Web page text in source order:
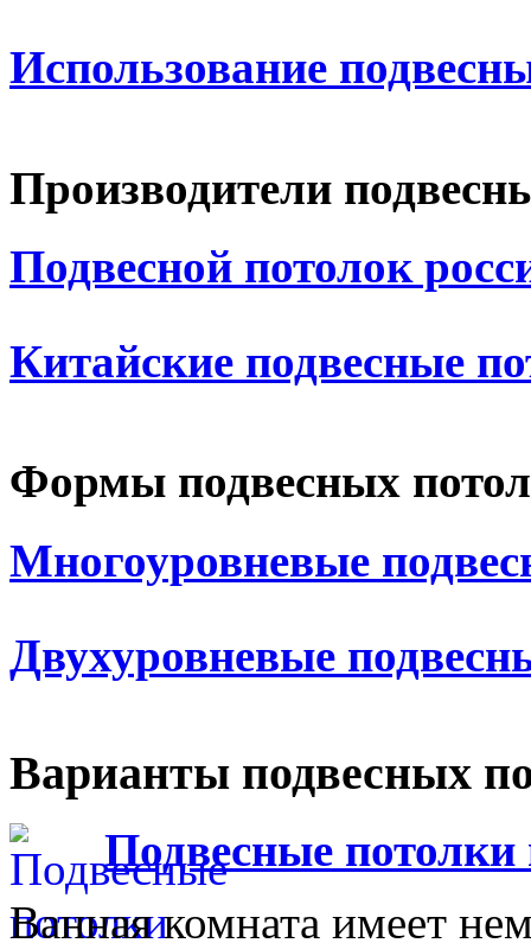
Использование
Производители
Подвесной потолок
Китайские подвесные
Формы подвесных
Многоуровневые
Двухуровневые
Варианты подвесных
Подвесные потолки
Ванная комната имеет